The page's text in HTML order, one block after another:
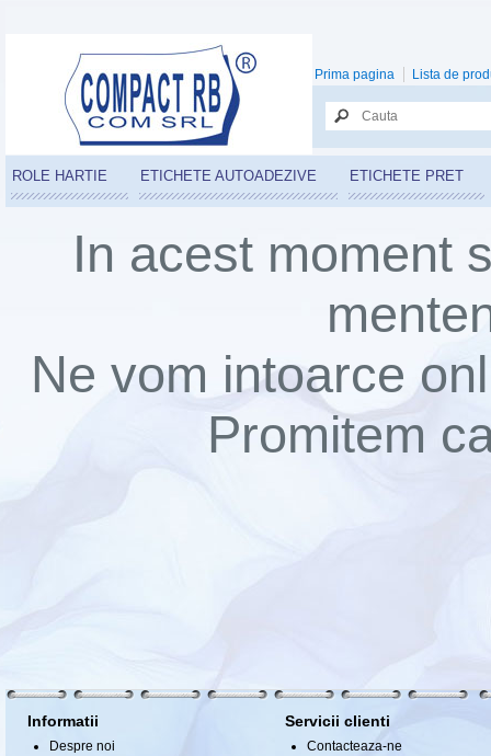
Prima pagina Lista de
ROLE HARTIE ETICHETE AUTOADEZIVE ETICHETE PRET
In acest moment
Ne vom intoarce
Promitem
Informatii
Despre noi
Servicii clienti
Contacteaza-ne